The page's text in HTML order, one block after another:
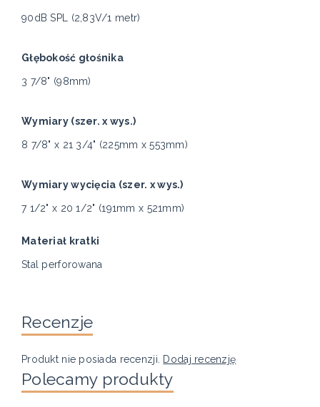
90dB SPL (2,83V/1 metr)
Głębokość głośnika
3 7/8" (98mm)
Wymiary (szer. x wys.)
8 7/8" x 21 3/4" (225mm x 553mm)
Wymiary wycięcia (szer. x wys.)
7 1/2" x 20 1/2" (191mm x 521mm)
Materiał kratki
Stal perforowana
Recenzje
Produkt nie posiada recenzji. Dodaj recenzję
Polecamy produkty